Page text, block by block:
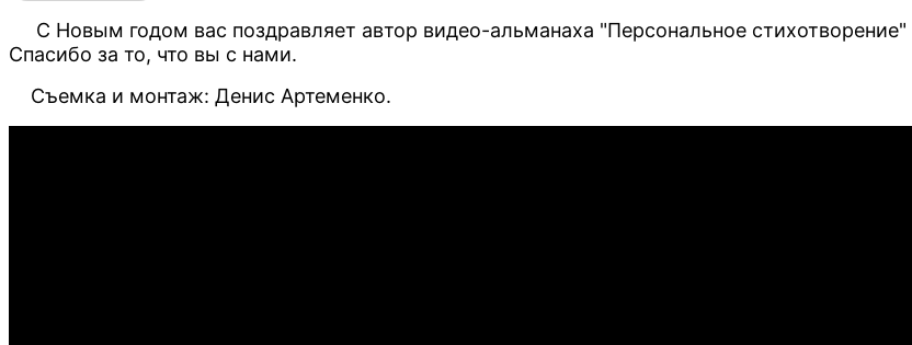
С Новым годом вас поздравляет автор видео-альманаха "Персональное стихотворение"
Спасибо за то, что вы с нами.
Съемка и монтаж: Денис Артеменко.